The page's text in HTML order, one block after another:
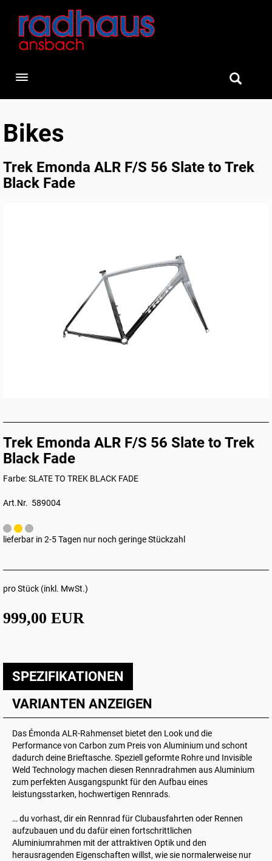
Toggle navigation
Bikes
Trek Emonda ALR F/S 56 Slate to Trek
Black Fade
Trek Emonda ALR F/S 56 Slate to Trek
Black Fade
Farbe: SLATE TO TREK BLACK FADE
Art.Nr. 589004
lieferbar in 2-5 Tagen nur noch geringe Stückzahl
pro Stück (inkl. MwSt.)
999,00 EUR
SPEZIFIKATIONEN
VARIANTEN ANZEIGEN
Das Émonda ALR-Rahmenset bietet den Look und die
Performance von Carbon zum Preis von Aluminium und schont
dadurch deine Brieftasche. Speziell geformte Rohre und Invisible
Weld Technology machen diesen Rennradrahmen aus Aluminium
zum perfekten Ausgangspunkt für den Aufbau eines
leistungsstarken, hochwertigen Rennrads.
… du vorhast, dir ein Rennrad für Clubausfahrten oder Rennen
aufzubauen und du dafür einen fortschrittlichen
Aluminiumrahmen mit der attraktiven Optik und den
herausragenden Eigenschaften willst, wie sie normalerweise nur